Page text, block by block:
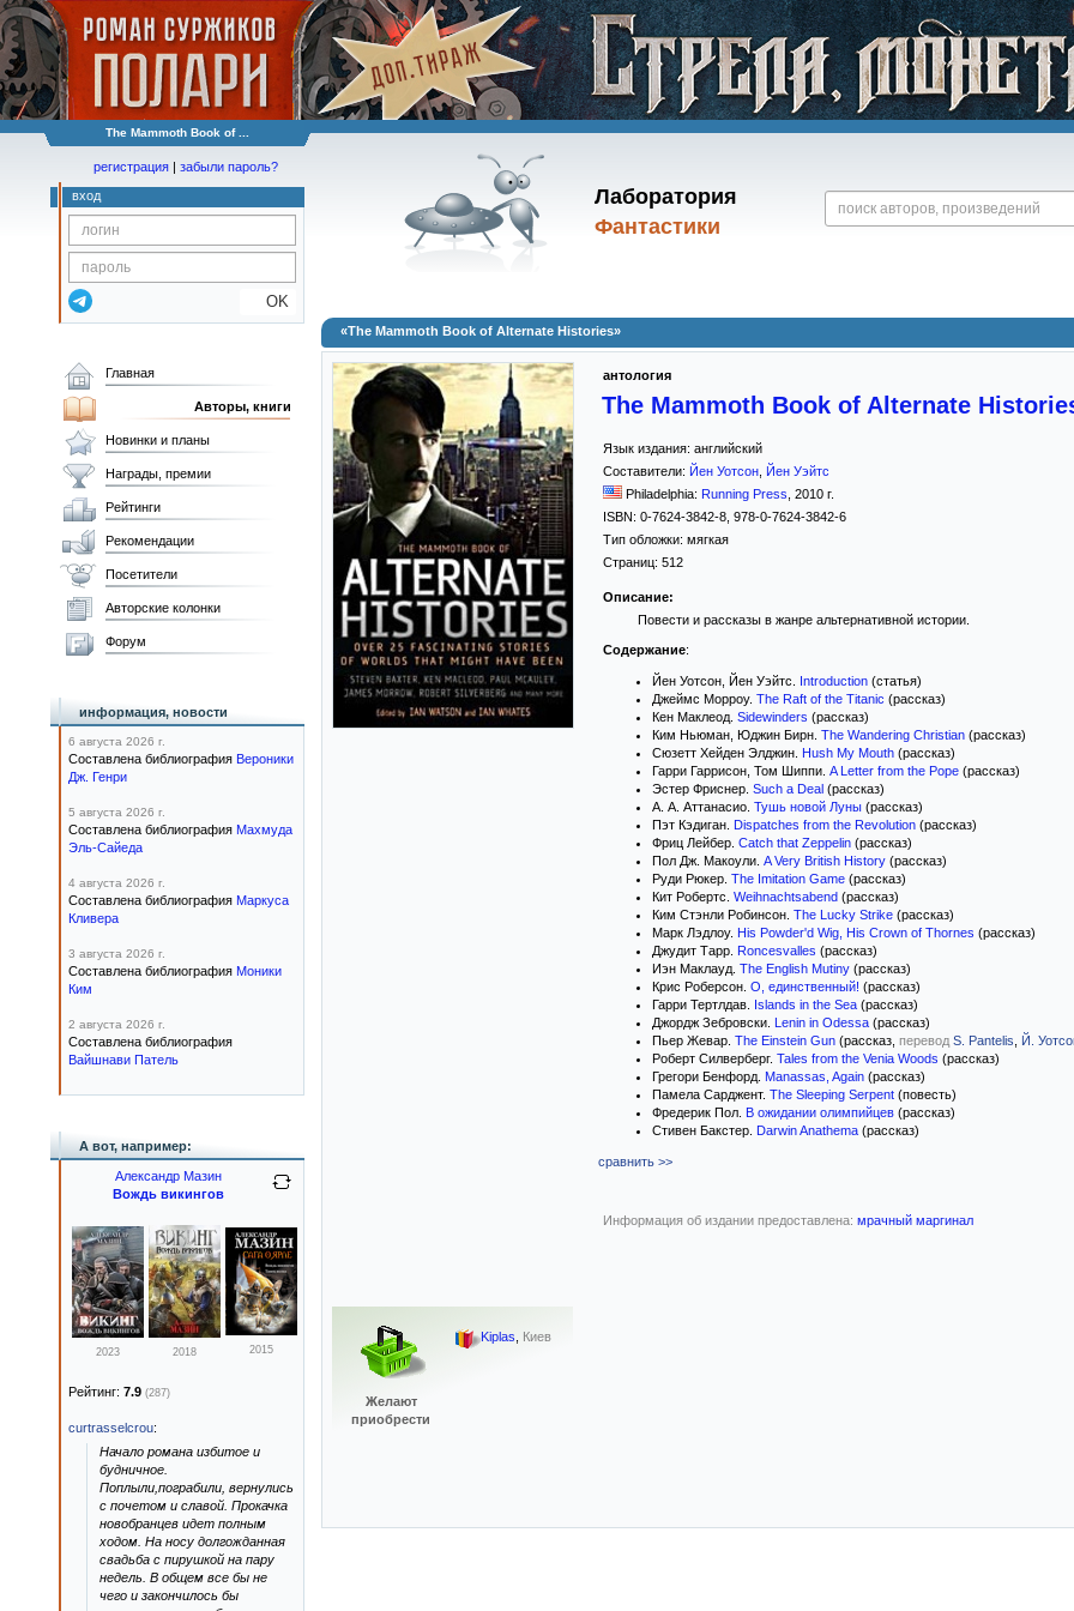
The Mammoth Book of ...
Лаборатория
Фантастики
регистрация | забыли пароль?
вход
OK
«The Mammoth Book of Alternate Histories»
антология
The Mammoth Book of Alternate
Язык издания: английский
Составители: Йeн Уотсон Йeн Уэйтс
Philadelphia: Running Press 2010 г.
ISBN: 0-7624-3842-8, 978-0-7624-3842-6
Тип обложки: мягкая
Страниц: 512
Описание:
Повести и рассказы в жанре альтернативной истории.
Содержание:
Йен Уотсон, Йен Уэйтс. Introduction (статья)
Джеймс Морроу. The Raft of the Titanic (рассказ)
Кен Маклеод. Sidewinders (рассказ)
Ким Ньюман, Юджин Бирн. The Wandering Christian (рассказ)
Сюзетт Хейден Элджин. Hush My Mouth (рассказ)
Гарри Гаррисон, Том Шиппи. A Letter from the Pope (рассказ)
Эстер Фриснер. Such a Deal (рассказ)
А. А. Аттанасио. Тушь новой Луны (рассказ)
Пэт Кэдиган. Dispatches from the Revolution (рассказ)
Фриц Лейбер. Catch that Zeppelin (рассказ)
Пол Дж. Макоули. A Very British History (рассказ)
Руди Рюкер. The Imitation Game (рассказ)
Кит Робертс. Weihnachtsabend (рассказ)
Ким Стэнли Робинсон. The Lucky Strike (рассказ)
Марк Лэдлоу. His Powder'd Wig, His Crown of Thornes (рассказ)
Джудит Тарр. Roncesvalles (рассказ)
Иэн Маклауд. The English Mutiny (рассказ)
Крис Роберсон. О, единственный! (рассказ)
Гарри Тертлдав. Islands in the Sea (рассказ)
Джордж Зебровски. Lenin in Odessa (рассказ)
Пьер Жевар. The Einstein Gun (рассказ, перевод S. Pantelis
Й.
Роберт Силверберг. Tales from the Venia Woods (рассказ)
Грегори Бенфорд. Manassas, Again (рассказ)
Памела Сарджент. The Sleeping Serpent (повесть)
Фредерик Пол. В ожидании олимпийцев (рассказ)
Стивен Бакстер. Darwin Anathema (рассказ)
сравнить >>
Информация об издании предоставлена: мрачный маргинал
Желают
приобрести
Kiplas, Киев
Главная
Авторы, книги
Новинки и планы
Награды, премии
Рейтинги
Рекомендации
Посетители
Авторские колонки
Форум
информация, новости
6 августа 2026 г.
Составлена библиография Вероники
Дж. Генри
5 августа 2026 г.
Составлена библиография Махмуда
Эль-Сайеда
4 августа 2026 г.
Составлена библиография Маркуса
Кливера
3 августа 2026 г.
Составлена библиография Моники
Ким
2 августа 2026 г.
Составлена библиография
Вайшнави Патель
А вот, например:
Александр Мазин
Вождь викингов
2023 2018 2015
Рейтинг: 7.9 (287)
curtrasselcrou:
Начало романа избитое и
будничное.
Поплыли,пограбили, вернулись
с почетом и славой. Прокачка
новобранцев идет полным
ходом. На носу долгожданная
свадьба с пирушкой на пару
недель. В общем все бы не
чего и закончилось бы